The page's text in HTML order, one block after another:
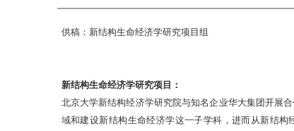
供稿：新结构生命经济学研究项目组
新结构生命经济学研究项目：
北京大学新结构经济学研究院与知名企业华大集团开展
域和建设新结构生命经济学这一子学科，进而从新结